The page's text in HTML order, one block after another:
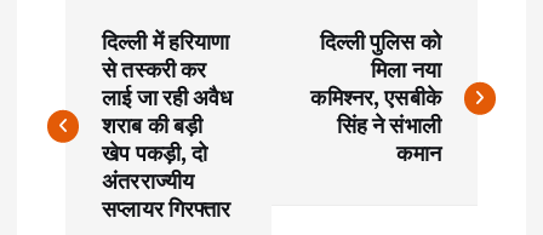
s
दिल्ली में हरियाणा
से तस्करी कर
लाई जा रही अवैध
शराब की बड़ी
खेप पकड़ी, दो
अंतरराज्यीय
सप्लायर गिरफ्तार
दिल्ली पुलिस को
मिला नया
कमिश्नर, एसबीके
सिंह ने संभाली
कमान